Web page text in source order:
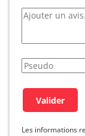
Les informations